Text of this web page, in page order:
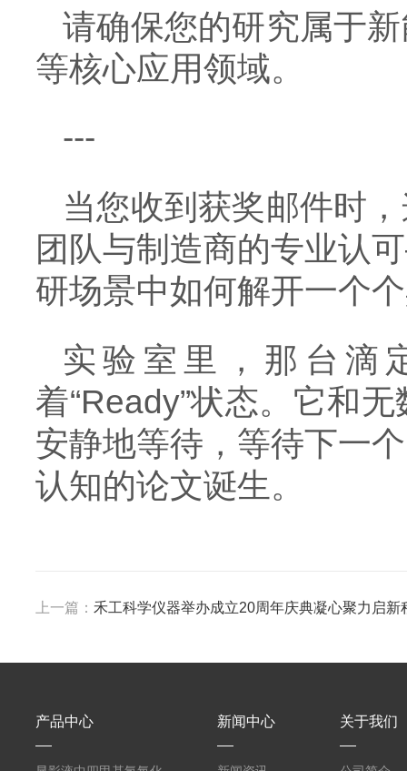
请确保您的研究属于
等核心应用领域。
---
当您收到获奖邮件时
团队与制造商的专业认
研场景中如何解开一个
实验室里，那台滴
着“Ready”状态。它和
安静地等待，等待下一
认知的论文诞生。
上一篇： 禾工科学仪器举办成立20周年庆典凝心聚力启新
产品中心 新闻中心 关于我们